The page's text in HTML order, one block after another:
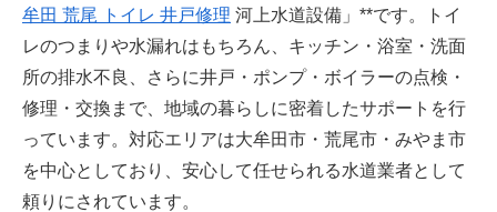
牟田 荒尾 トイレ 井戸修理 河上水道設備」**です。トイ
レのつまりや水漏れはもちろん、キッチン・浴室・洗面
所の排水不良、さらに井戸・ポンプ・ボイラーの点検・
修理・交換まで、地域の暮らしに密着したサポートを行
っています。対応エリアは大牟田市・荒尾市・みやま市
を中心としており、安心して任せられる水道業者として
頼りにされています。